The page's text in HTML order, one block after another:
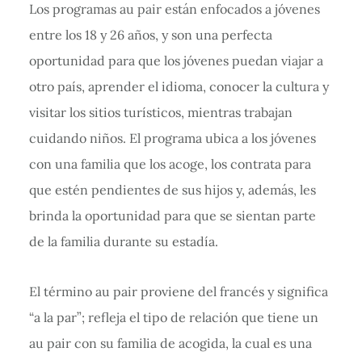
Los programas au pair están enfocados a jóvenes
entre los 18 y 26 años, y son una perfecta
oportunidad para que los jóvenes puedan viajar a
otro país, aprender el idioma, conocer la cultura y
visitar los sitios turísticos, mientras trabajan
cuidando niños. El programa ubica a los jóvenes
con una familia que los acoge, los contrata para
que estén pendientes de sus hijos y, además, les
brinda la oportunidad para que se sientan parte
de la familia durante su estadía.
El término au pair proviene del francés y significa
“a la par”; refleja el tipo de relación que tiene un
au pair con su familia de acogida, la cual es una